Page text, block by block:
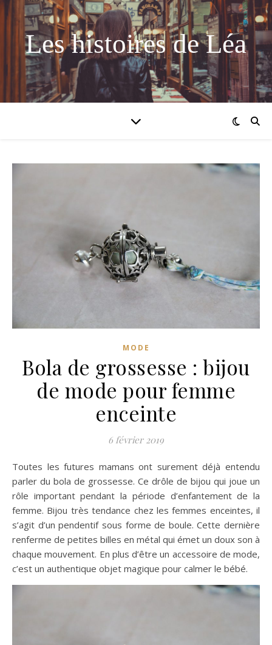
Les histoires de Léa
MODE
Bola de grossesse : bijou
de mode pour femme
enceinte
6 février 2019
Toutes les futures mamans ont surement déjà entendu
parler du bola de grossesse. Ce drôle de bijou qui joue un
rôle important pendant la période d’enfantement de la
femme. Bijou très tendance chez les femmes enceintes, il
s’agit d’un pendentif sous forme de boule. Cette dernière
renferme de petites billes en métal qui émet un doux son à
chaque mouvement. En plus d’être un accessoire de mode,
c’est un authentique objet magique pour calmer le bébé.